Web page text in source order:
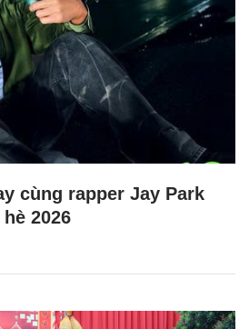
cùng rapper Jay Park
2026